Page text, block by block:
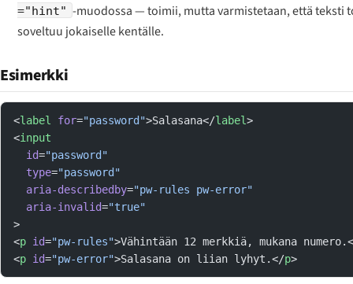
="hint" -muodossa — toimii, mutta varmistetaan, että teksti
soveltuu jokaiselle kentälle.
Esimerkki
<label for="password">Salasana</label>
<input
  id
="password"
  type
="password"
  aria-describedby
="pw-rules pw-error"
  aria-invalid
="true"
>
<p id="pw-rules">Vähintään 12 merkkiä, mukana
<p id="pw-error">Salasana on liian lyhyt.</p>